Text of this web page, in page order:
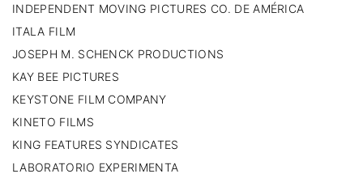
INDEPENDENT MOVING PICTURES CO. DE AMÉRICA
ITALA FILM
JOSEPH M. SCHENCK PRODUCTIONS
KAY BEE PICTURES
KEYSTONE FILM COMPANY
KINETO FILMS
KING FEATURES SYNDICATES
LABORATORIO EXPERIMENTA